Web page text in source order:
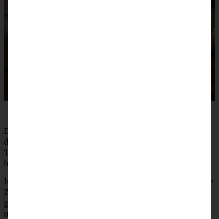
Die Zutaten für den Teig in eine Schüssel geben und mit
den Knethaken des Handrührers zu einem krümeligen
Teig kneten. Mit den Händen fertig kneten und für eine
halbe Stunde in den Kühlschrank stellen.
Inzwischen die Zwiebeln schälen und klein schneiden. Die
Zwiebeln mit zwei EL Butter in eine Pfanne geben und
glasig andünsten, den Zucker und Balsamico dazugeben
und bei mittlerer Hitze weitere 5 Minuten braten, dann